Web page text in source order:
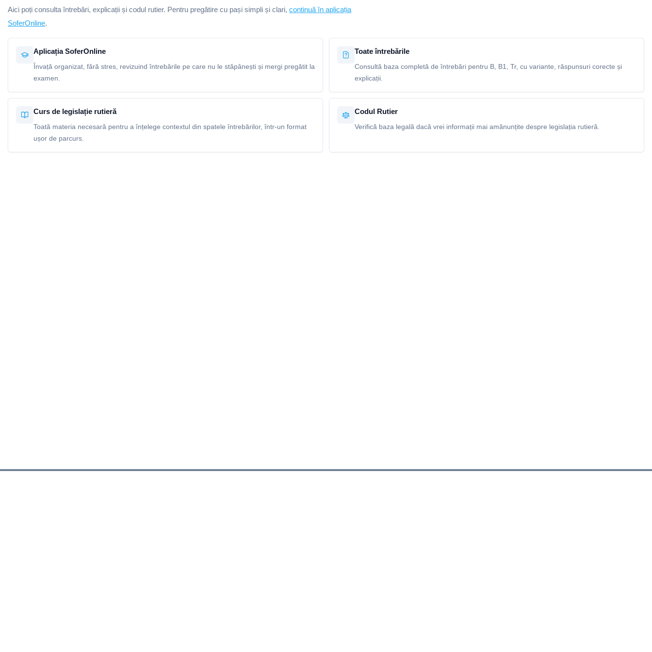
Aici poți consulta întrebări, explicații și codul rutier. Pentru pregătire cu pași simpli și clari, continuă în aplicația
SoferOnline.
Aplicația SoferOnline
Învață organizat, fără stres, revizuind întrebările pe care nu le stăpânești și mergi pregătit la
examen.
Toate întrebările
Consultă baza completă de întrebări pentru B, B1, Tr, cu variante, răspunsuri corecte și
explicații.
Curs de legislație rutieră
Toată materia necesară pentru a înțelege contextul din spatele întrebărilor, într-un format
ușor de parcurs.
Codul Rutier
Verifică baza legală dacă vrei informații mai amănunțite despre legislația rutieră.